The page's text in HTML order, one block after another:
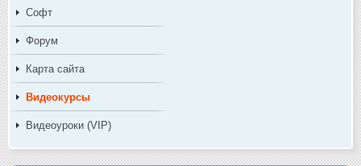
Софт
Форум
Карта сайта
Видеокурсы
Видеоуроки (VIP)